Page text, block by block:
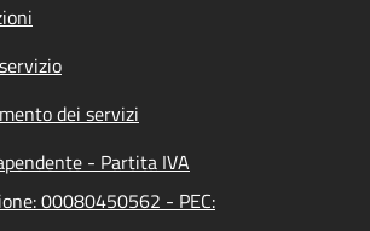
dei servizi
- Partita IVA
00080450562 - PEC: